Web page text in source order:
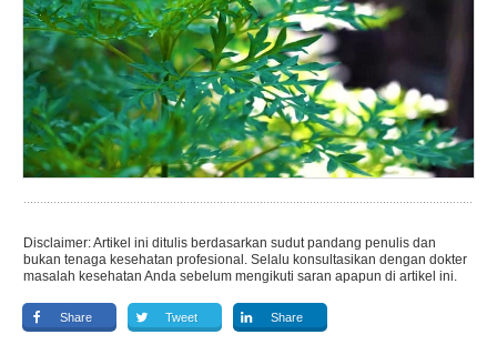
Disclaimer: Artikel ini ditulis berdasarkan sudut pandang penulis dan
bukan tenaga kesehatan profesional. Selalu konsultasikan dengan dokter
masalah kesehatan Anda sebelum mengikuti saran apapun di artikel ini.
Share Tweet Share